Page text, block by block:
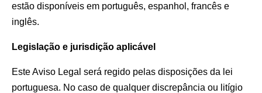
estão disponíveis em português, espanhol, francês e
inglês.
Legislação e jurisdição aplicável
Este Aviso Legal será regido pelas disposições da lei
portuguesa. No caso de qualquer discrepância ou litígio